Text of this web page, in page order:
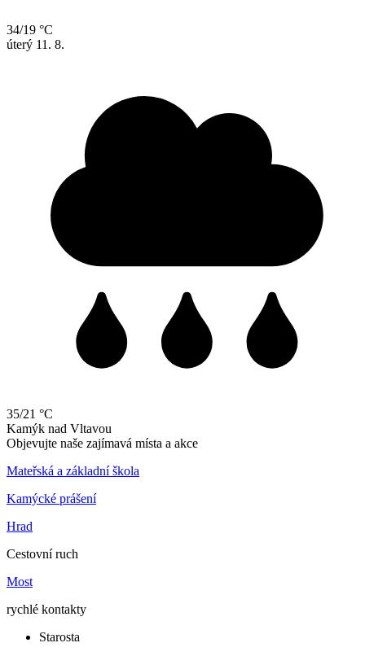
34/19 °C
úterý 11. 8.
35/21 °C
Kamýk nad Vltavou
Objevujte naše zajímavá místa a akce
Mateřská a základní škola
Kamýcké prášení
Hrad
Cestovní ruch
Most
rychlé kontakty
Starosta